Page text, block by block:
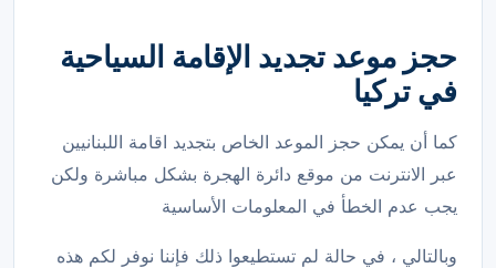
حجز موعد تجديد الإقامة السياحية
في تركيا
كما أن يمكن حجز الموعد الخاص بتجديد اقامة اللبنانيين
عبر الانترنت من موقع دائرة الهجرة بشكل مباشرة ولكن
يجب عدم الخطأ في المعلومات الأساسية
وبالتالي ، في حالة لم تستطيعوا ذلك فإننا نوفر لكم هذه